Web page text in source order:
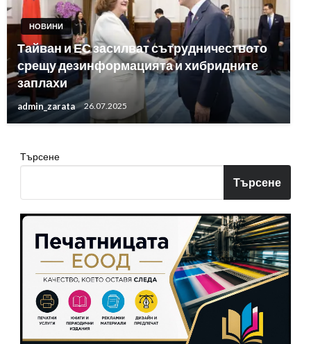
НОВИНИ
Тайван и ЕС засилват сътрудничеството
срещу дезинформацията и хибридните
заплахи
admin_zarata 26.07.2025
Търсене
Търсене